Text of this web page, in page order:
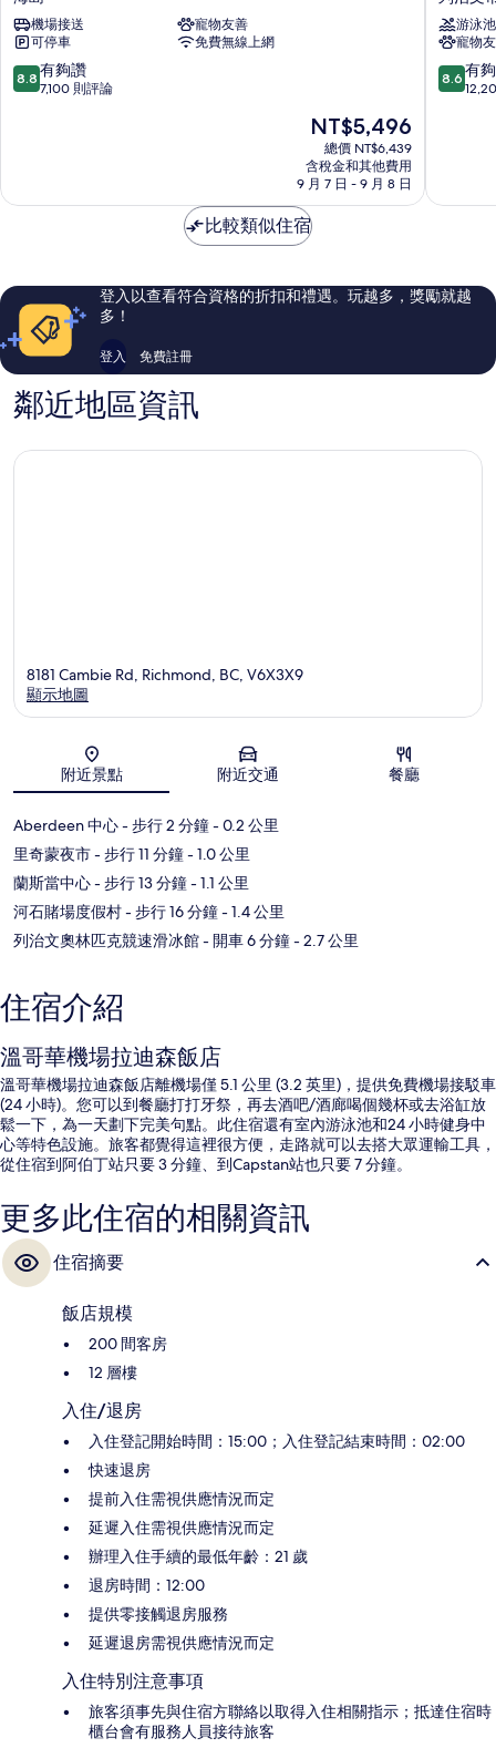
所
有
相
的
華
機
場
麗
笙
島
機場接送
寵物友善
可停車
免費無線上網
8.8
分，
夠
評
論
8.8 有夠讚
7,100 則評論
現
價
格
為
NT$5,496
NT$5,496
總價 NT$6,439
含稅金和其他費用
9 月 7 日 - 9 月 8 日
洛
克
賭
場
渡
市
游泳池
寵物
8.6
分，
夠
評
論
8.6 有
比較類似住宿
登入以查看符合資格的折扣和禮遇。玩越多，獎勵就越
多！
登入 免費註冊
鄰近地區資訊
地圖
8181 Cambie Rd, Richmond, BC, V6X3X9
顯示地圖
附近景點 附近交通 餐廳
Aberdeen 中心- 步行 2 分鐘- 0.2 公里
里奇蒙夜市- 步行 11 分鐘- 1.0 公里
蘭斯當中心- 步行 13 分鐘- 1.1 公里
河石賭場度假村- 步行 16 分鐘- 1.4 公里
列治文奧林匹克競速滑冰館- 開車 6 分鐘- 2.7 公里
住宿介紹
溫哥華機場拉迪森飯店
溫哥華機場拉迪森飯店離機場僅 5.1 公里 (3.2 英里)，提供免費機場接駁車
(24 小時)。您可以到餐廳打打牙祭，再去酒吧/酒廊喝個幾杯或去浴缸放
鬆一下，為一天劃下完美句點。此住宿還有室內游泳池和24 小時健身中
心等特色設施。旅客都覺得這裡很方便，走路就可以去搭大眾運輸工具，
從住宿到阿伯丁站只要 3 分鐘、到Capstan站也只要 7 分鐘。
更多此住宿的相關資訊
住宿摘要
飯店規模
200 間客房
12 層樓
入住/退房
入住登記開始時間：15:00；入住登記結束時間：02:00
快速退房
提前入住需視供應情況而定
延遲入住需視供應情況而定
辦理入住手續的最低年齡：21 歲
退房時間：12:00
提供零接觸退房服務
延遲退房需視供應情況而定
入住特別注意事項
旅客須事先與住宿方聯絡以取得入住相關指示；抵達住宿時
櫃台會有服務人員接待旅客